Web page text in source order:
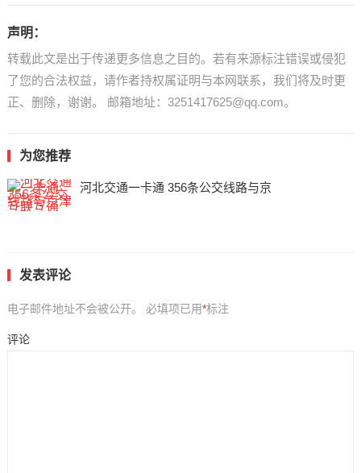
声明：
转载此文是出于传递更多信息之目的。若有来源标注错误或侵犯
了您的合法权益，请作者持权属证明与本网联系，我们将及时更
正、删除，谢谢。 邮箱地址：3251417625@qq.com。
为您推荐
河北交通一卡通 356条公交线路与京
发表评论
电子邮件地址不会被公开。 必填项已用*标注
评论